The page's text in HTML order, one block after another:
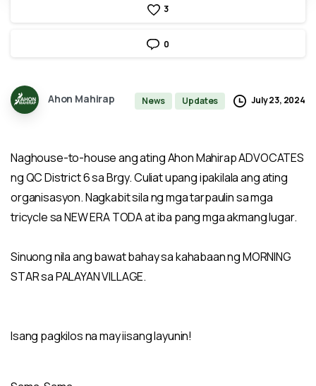
3
0
Ahon Mahirap News Updates July 23, 2024
Naghouse-to-house ang ating Ahon Mahirap ADVOCATES
ng QC District 6 sa Brgy. Culiat upang ipakilala ang ating
organisasyon. Nagkabit sila ng mga tarpaulin sa mga
tricycle sa NEW ERA TODA at iba pang mga akmang lugar.
Sinuong nila ang bawat bahay sa kahabaan ng MORNING
STAR sa PALAYAN VILLAGE.
Isang pagkilos na may iisang layunin!